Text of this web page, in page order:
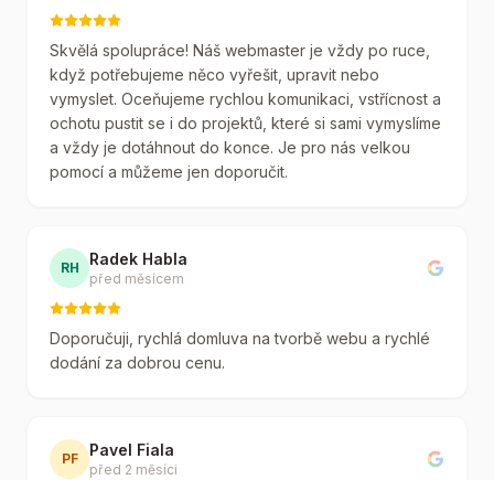
Skvělá spolupráce! Náš webmaster je vždy po ruce,
když potřebujeme něco vyřešit, upravit nebo
vymyslet. Oceňujeme rychlou komunikaci, vstřícnost a
ochotu pustit se i do projektů, které si sami vymyslíme
a vždy je dotáhnout do konce. Je pro nás velkou
pomocí a můžeme jen doporučit.
RH Radek Habla
před měsícem
Doporučuji, rychlá domluva na tvorbě webu a rychlé
dodání za dobrou cenu.
PF Pavel Fiala
před 2 měsíci